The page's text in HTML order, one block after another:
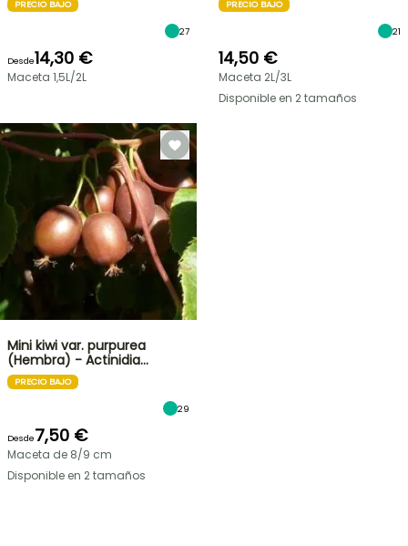
PRECIO BAJO
27
Desde14,30 €
Maceta 1,5L/2L
PRECIO BAJO
21
14,50 €
Maceta 2L/3L
Disponible en 2 tamaños
Mini kiwi var. purpurea
(Hembra) - Actinidia…
PRECIO BAJO
29
Desde7,50 €
Maceta de 8/9 cm
Disponible en 2 tamaños